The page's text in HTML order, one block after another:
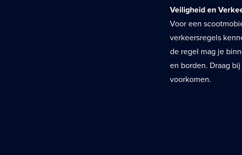
Veiligheid en
Voor een
verkeersregels
de regel mag je
en borden. Draag
voorkomen.